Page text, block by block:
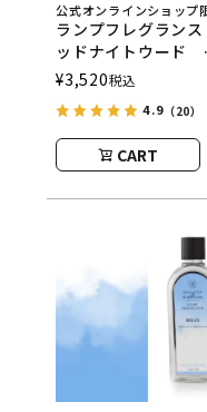
公式オンラインショップ
ランプフレグラン
ッドナイトウード
500ml フレグラン
ンプ用オイル
（アシュレイアン
ウッド）
¥3,520税込
4.9 （20）
CART